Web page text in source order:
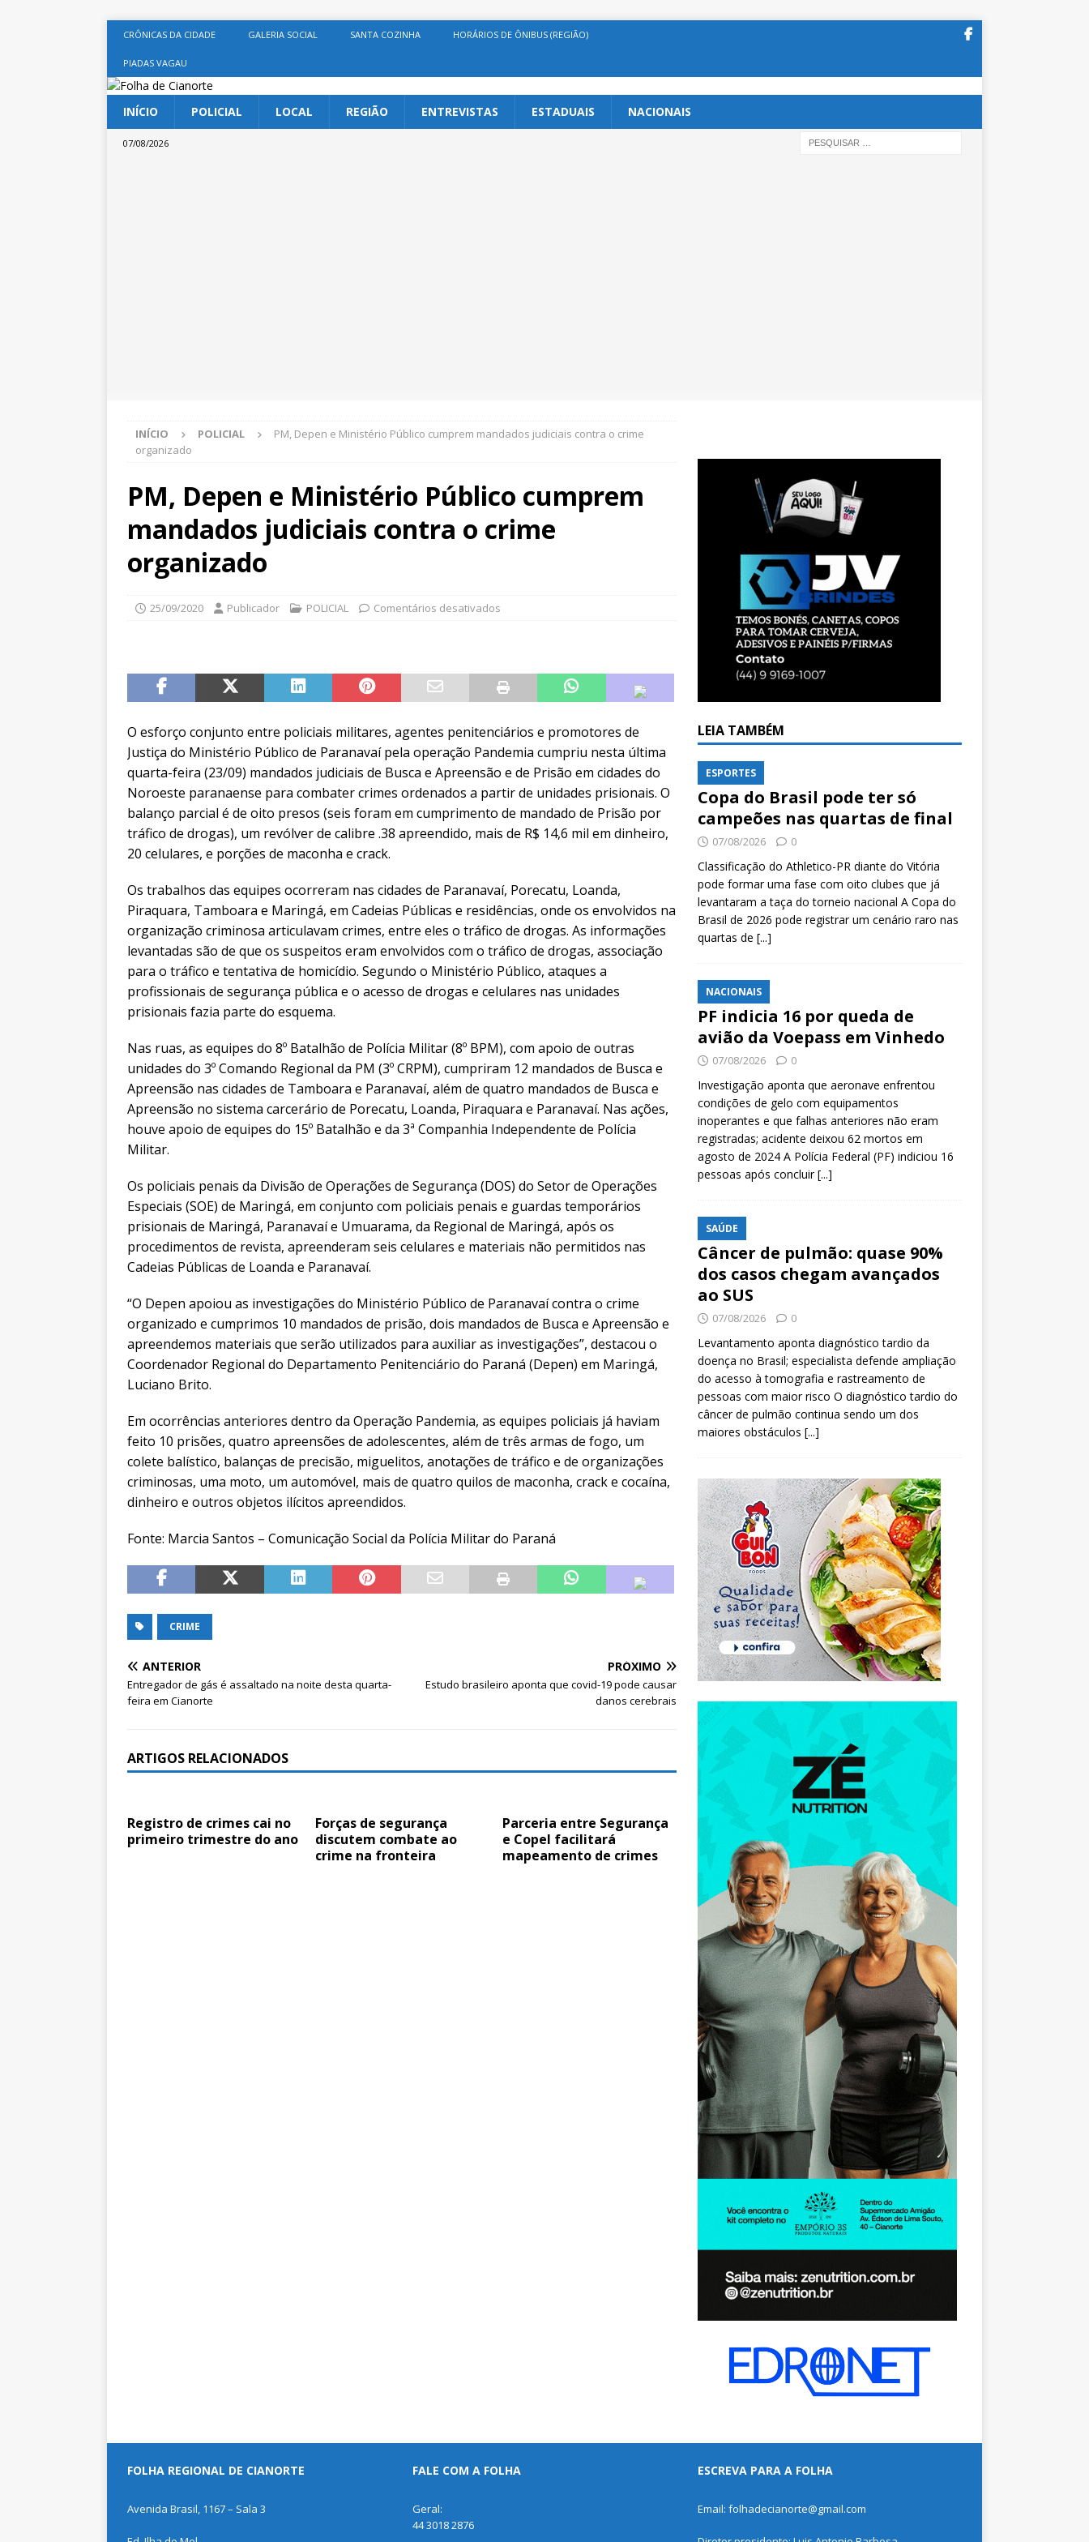
CRÔNICAS DA CIDADE GALERIA SOCIAL SANTA COZINHA HORÁRIOS DE ÔNIBUS (REGIÃO)
PIADAS VAGAU
INÍCIO POLICIAL LOCAL REGIÃO ENTREVISTAS ESTADUAIS NACIONAIS
07/08/2026
INÍCIO POLICIAL
PM, Depen e Ministério Público cumprem mandados judiciais contra o crime
organizado
PM, Depen e Ministério Público cumprem
mandados judiciais contra o crime
organizado
25/09/2020 Publicador POLICIAL Comentários desativados
O esforço conjunto entre policiais militares, agentes penitenciários e promotores de
Justiça do Ministério Público de Paranavaí pela operação Pandemia cumpriu nesta última
quarta-feira (23/09) mandados judiciais de Busca e Apreensão e de Prisão em cidades do
Noroeste paranaense para combater crimes ordenados a partir de unidades prisionais. O
balanço parcial é de oito presos (seis foram em cumprimento de mandado de Prisão por
tráfico de drogas), um revólver de calibre .38 apreendido, mais de R$ 14,6 mil em dinheiro,
20 celulares, e porções de maconha e crack.
Os trabalhos das equipes ocorreram nas cidades de Paranavaí, Porecatu, Loanda,
Piraquara, Tamboara e Maringá, em Cadeias Públicas e residências, onde os envolvidos na
organização criminosa articulavam crimes, entre eles o tráfico de drogas. As informações
levantadas são de que os suspeitos eram envolvidos com o tráfico de drogas, associação
para o tráfico e tentativa de homicídio. Segundo o Ministério Público, ataques a
profissionais de segurança pública e o acesso de drogas e celulares nas unidades
prisionais fazia parte do esquema.
Nas ruas, as equipes do 8º Batalhão de Polícia Militar (8º BPM), com apoio de outras
unidades do 3º Comando Regional da PM (3º CRPM), cumpriram 12 mandados de Busca e
Apreensão nas cidades de Tamboara e Paranavaí, além de quatro mandados de Busca e
Apreensão no sistema carcerário de Porecatu, Loanda, Piraquara e Paranavaí. Nas ações,
houve apoio de equipes do 15º Batalhão e da 3ª Companhia Independente de Polícia
Militar.
Os policiais penais da Divisão de Operações de Segurança (DOS) do Setor de Operações
Especiais (SOE) de Maringá, em conjunto com policiais penais e guardas temporários
prisionais de Maringá, Paranavaí e Umuarama, da Regional de Maringá, após os
procedimentos de revista, apreenderam seis celulares e materiais não permitidos nas
Cadeias Públicas de Loanda e Paranavaí.
“O Depen apoiou as investigações do Ministério Público de Paranavaí contra o crime
organizado e cumprimos 10 mandados de prisão, dois mandados de Busca e Apreensão e
apreendemos materiais que serão utilizados para auxiliar as investigações”, destacou o
Coordenador Regional do Departamento Penitenciário do Paraná (Depen) em Maringá,
Luciano Brito.
Em ocorrências anteriores dentro da Operação Pandemia, as equipes policiais já haviam
feito 10 prisões, quatro apreensões de adolescentes, além de três armas de fogo, um
colete balístico, balanças de precisão, miguelitos, anotações de tráfico e de organizações
criminosas, uma moto, um automóvel, mais de quatro quilos de maconha, crack e cocaína,
dinheiro e outros objetos ilícitos apreendidos.
Fonte: Marcia Santos – Comunicação Social da Polícia Militar do Paraná
CRIME
ANTERIOR
Entregador de gás é assaltado na noite desta quarta-
feira em Cianorte
PRÓXIMO
Estudo brasileiro aponta que covid-19 pode causar
danos cerebrais
ARTIGOS RELACIONADOS
Registro de crimes cai no
primeiro trimestre do ano
Forças de segurança
discutem combate ao
crime na fronteira
Parceria entre Segurança
e Copel facilitará
mapeamento de crimes
LEIA TAMBÉM
ESPORTES
Copa do Brasil pode ter só
campeões nas quartas de final
07/08/2026 0
Classificação do Athletico-PR diante do Vitória
pode formar uma fase com oito clubes que já
levantaram a taça do torneio nacional A Copa do
Brasil de 2026 pode registrar um cenário raro nas
quartas de [...]
NACIONAIS
PF indicia 16 por queda de
avião da Voepass em Vinhedo
07/08/2026 0
Investigação aponta que aeronave enfrentou
condições de gelo com equipamentos
inoperantes e que falhas anteriores não eram
registradas; acidente deixou 62 mortos em
agosto de 2024 A Polícia Federal (PF) indiciou 16
pessoas após concluir[...]
SAÚDE
Câncer de pulmão: quase 90%
dos casos chegam avançados
ao SUS
07/08/2026 0
Levantamento aponta diagnóstico tardio da
doença no Brasil; especialista defende ampliação
do acesso à tomografia e rastreamento de
pessoas com maior risco O diagnóstico tardio do
câncer de pulmão continua sendo um dos
maiores obstáculos [...]
FOLHA REGIONAL DE CIANORTE
Avenida Brasil, 1167 – Sala 3
FALE COM A FOLHA
Geral:
44 3018 2876
ESCREVA PARA A FOLHA
Email: folhadecianorte@gmail.com